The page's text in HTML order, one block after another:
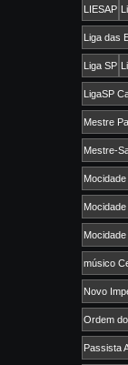
LIESAP
Liga das
Liga SP
LigaSP
Mestre
Mestre-
músico
Novo
Ordem
Passista